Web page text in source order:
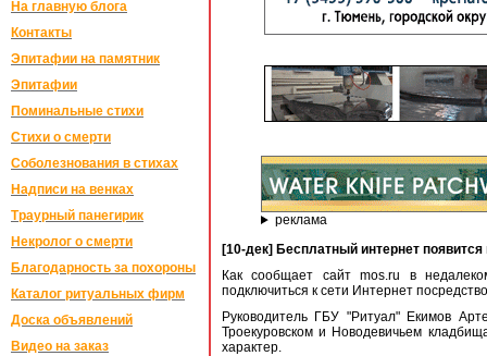
На главную блога
Контакты
Эпитафии на памятник
Эпитафии
Поминальные стихи
Стихи о смерти
Соболезнования в стихах
Надписи на венках
Траурный панегирик
Некролог о смерти
Благодарность за похороны
Каталог ритуальных фирм
Доска объявлений
Видео на заказ
реклама
[10-дек] Бесплатный интернет
Как сообщает сайт mos.ru в
подключиться к сети Интернет
Руководитель ГБУ "Ритуал" Екимов
Троекуровском и Новодевичьем
характер.